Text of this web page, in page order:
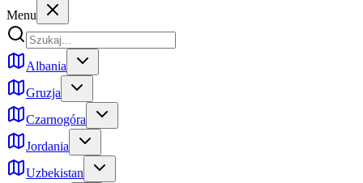
Menu
Albania
Gruzja
Czarnogóra
Jordania
Uzbekistan